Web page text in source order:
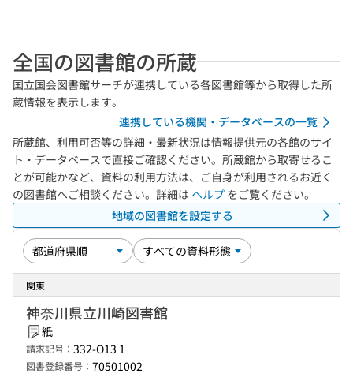
全国の図書館の所蔵
国立国会図書館サーチが連携している各図書館等から取得した所
蔵情報を表示します。
連携している機関・データベースの一覧
所蔵館、利用可否等の詳細・最新状況は情報提供元の各館のサイ
ト・データベースで直接ご確認ください。所蔵館から取寄せるこ
とが可能かなど、資料の利用方法は、ご自身が利用されるお近く
の図書館へご相談ください。詳細は ヘルプ をご覧ください。
地域の図書館を設定する
関東
神奈川県立川崎図書館
紙
請求記号： 332-O13 1
図書登録番号： 70501002